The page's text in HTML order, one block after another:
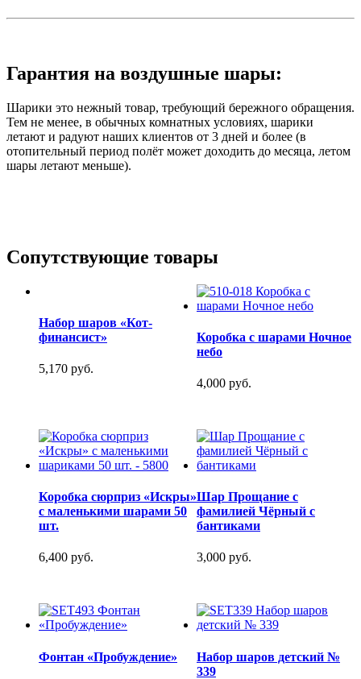
Гарантия на воздушные шары:
Шарики это нежный товар, требующий бережного обращения.
Тем не менее, в обычных комнатных условиях, шарики
летают и радуют наших клиентов от 3 дней и более (в
отопительный период полёт может доходить до месяца, летом
шары летают меньше).
Сопутствующие товары
Набор шаров «Кот-
финансист»
5,170 руб.
Коробка с шарами Ночное
небо
4,000 руб.
Коробка сюрприз «Искры»
с маленькими шарами 50
шт.
6,400 руб.
Шар Прощание с
фамилией Чёрный с
бантиками
3,000 руб.
Фонтан «Пробуждение»
Набор шаров детский №
339